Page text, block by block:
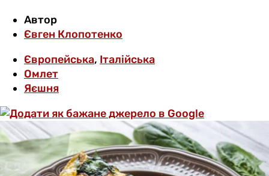
Автор
Євген Клопотенко
Європейська, Італійська
Омлет
Яєшня